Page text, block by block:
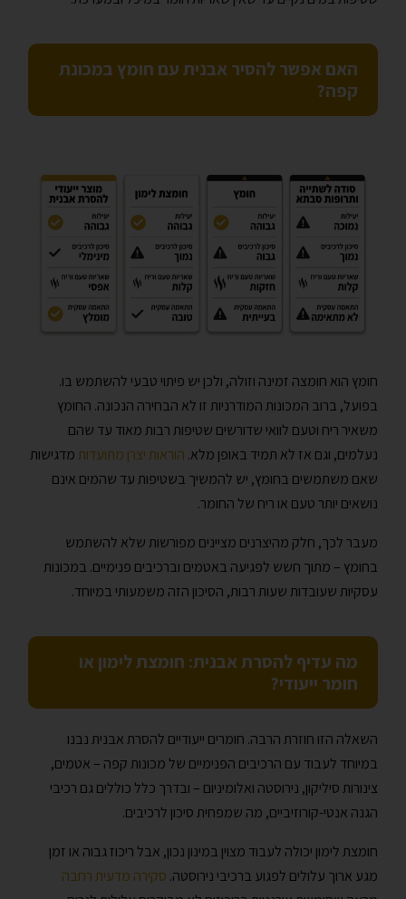
האם אפשר להסיר אבנית עם חומץ במכונת
קפה?
חומץ הוא חומצה זמינה וזולה, ולכן יש פיתוי טבעי להשתמש בו.
בפועל, ברוב המכונות המודרניות זו לא הבחירה הנכונה. החומץ
משאיר ריח וטעם לוואי שדורשים שטיפות רבות מאוד עד שהם
נעלמים, וגם אז לא תמיד באופן מלא. הוראות יצרן מתועדותמדגישות
שאם משתמשים בחומץ, יש להמשיך בשטיפות עד שהמים אינם
נושאים יותר טעם או ריח של החומר.
מעבר לכך, חלק מהיצרנים מציינים מפורשות שלא להשתמש
בחומץ – מתוך חשש לפגיעה באטמים וברכיבים פנימיים. במכונות
עסקיות שעובדות שעות רבות, הסיכון הזה משמעותי במיוחד.
מה עדיף להסרת אבנית: חומצת לימון או
חומר ייעודי?
השאלה הזו חוזרת הרבה. חומרים ייעודיים להסרת אבנית נבנו
במיוחד לעבוד עם הרכיבים הפנימיים של מכונות קפה – אטמים,
צינורות סיליקון, נירוסטה ואלומיניום – ובדרך כלל כוללים גם רכיבי
הגנה אנטי-קורוזיביים, מה שמפחית סיכון לרכיבים.
חומצת לימון יכולה לעבוד מצוין במינון נכון, אבל ריכוז גבוה או זמן
מגע ארוך עלולים לפגוע ברכיבי נירוסטה. סקירה מדעית רחבה